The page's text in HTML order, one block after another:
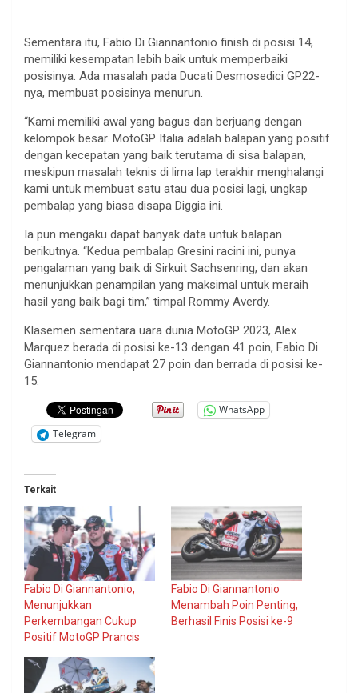
Sementara itu, Fabio Di Giannantonio finish di posisi 14,
memiliki kesempatan lebih baik untuk memperbaiki
posisinya. Ada masalah pada Ducati Desmosedici GP22-
nya, membuat posisinya menurun.
“Kami memiliki awal yang bagus dan berjuang dengan
kelompok besar. MotoGP Italia adalah balapan yang positif
dengan kecepatan yang baik terutama di sisa balapan,
meskipun masalah teknis di lima lap terakhir menghalangi
kami untuk membuat satu atau dua posisi lagi, ungkap
pembalap yang biasa disapa Diggia ini.
Ia pun mengaku dapat banyak data untuk balapan
berikutnya. “Kedua pembalap Gresini racini ini, punya
pengalaman yang baik di Sirkuit Sachsenring, dan akan
menunjukkan penampilan yang maksimal untuk meraih
hasil yang baik bagi tim,” timpal Rommy Averdy.
Klasemen sementara uara dunia MotoGP 2023, Alex
Marquez berada di posisi ke-13 dengan 41 poin, Fabio Di
Giannantonio mendapat 27 poin dan berrada di posisi ke-
15.
WhatsApp
Telegram
Terkait
Fabio Di Giannantonio,
Menunjukkan
Perkembangan Cukup
Positif MotoGP Prancis
Fabio Di Giannantonio
Menambah Poin Penting,
Berhasil Finis Posisi ke-9